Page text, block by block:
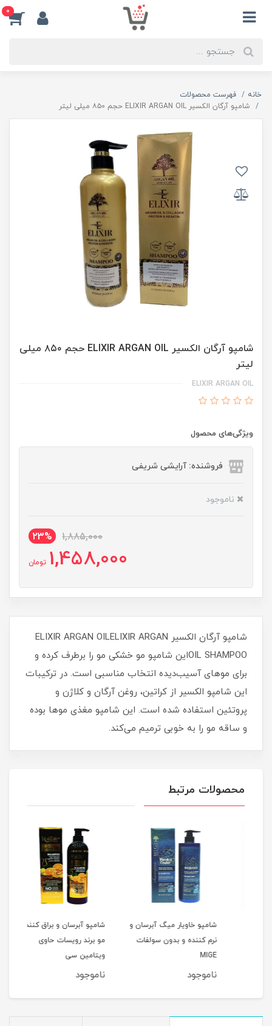
0
خانه
فهرست محصولات
شامپو آرگان الکسیر ELIXIR ARGAN OIL حجم ۸۵۰ میلی لیتر
شامپو آرگان الکسیر ELIXIR ARGAN OIL حجم ۸۵۰ میلی
لیتر
ELIXIR ARGAN OIL
ویژگی‌های محصول
فروشنده: آرایشی شریفی
ناموجود
1,885,000
23%
1,458,000 تومان
شامپو آرگان الکسیر ELIXIR ARGAN OILELIXIR ARGAN
OIL SHAMPOOاین شامپو مو خشکی مو را برطرف کرده و
برای موهای آسیب‌دیده انتخاب مناسبی است. در ترکیبات
این شامپو الکسیر از کراتین، روغن آرگان و کلاژن و
پروتئین استفاده شده است. این شامپو مغذی موها بوده
و ساقه مو را به خوبی ترمیم می‎‌کند.
محصولات مرتبط
شامپو خاویار میگ آبرسان و
نرم کننده و بدون سولفات
ناموجود
شامپو آبرسان و براق کننده
مو برند رویسات حاوی
ویتامین سی
ناموجود